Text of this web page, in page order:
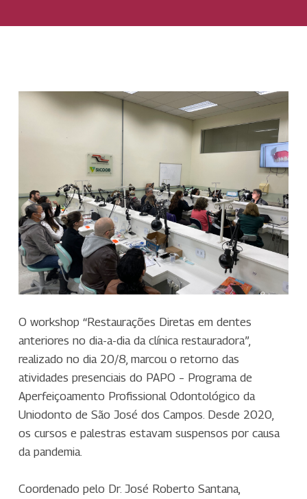
O workshop “Restaurações Diretas em dentes
anteriores no dia-a-dia da clínica restauradora”,
realizado no dia 20/8, marcou o retorno das
atividades presenciais do PAPO – Programa de
Aperfeiçoamento Profissional Odontológico da
Uniodonto de São José dos Campos. Desde 2020,
os cursos e palestras estavam suspensos por causa
da pandemia.
Coordenado pelo Dr. José Roberto Santana,